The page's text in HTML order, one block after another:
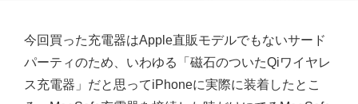
今回買った充電器はApple直販モデルでもないサード
パーティのため、いわゆる「磁石のついたQiワイヤレ
ス充電器」だと思ってiPhoneに実際に装着したとこ